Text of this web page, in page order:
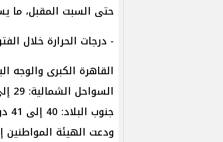
حتى السبت المقبل، ما
- درجات الحرارة خلال
القاهرة الكبرى والوجه البحري: 35 إلى
السواحل الشمالية: 29 إلى 30 درجة.
جنوب البلاد: 40 إلى 41 درجة مئوية.
ودعت الهيئة